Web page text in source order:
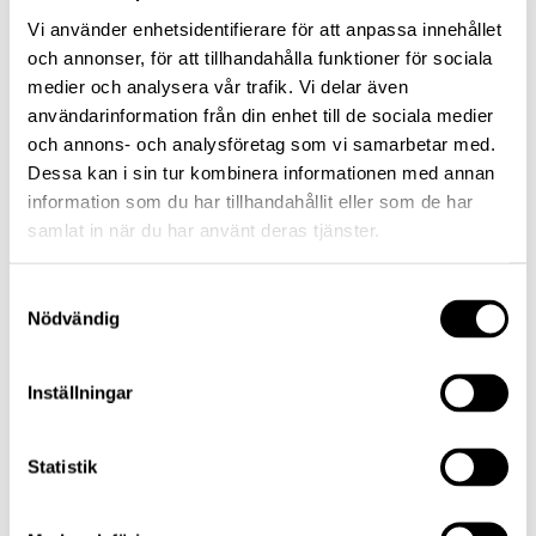
Vi använder enhetsidentifierare för att anpassa innehållet
och annonser, för att tillhandahålla funktioner för sociala
medier och analysera vår trafik. Vi delar även
användarinformation från din enhet till de sociala medier
och annons- och analysföretag som vi samarbetar med.
Dessa kan i sin tur kombinera informationen med annan
information som du har tillhandahållit eller som de har
samlat in när du har använt deras tjänster.
Nödvändig
Inställningar
Statistik
Schweiz 3.1
Storbritannien 1.9
Finland 0.9
Tyskland %
Likviditet %
Uppdaterad